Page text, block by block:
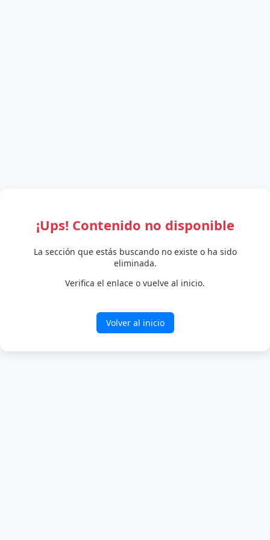
¡Ups! Contenido no disponible
La sección que estás buscando no existe o ha sido
eliminada.
Verifica el enlace o vuelve al inicio.
Volver al inicio